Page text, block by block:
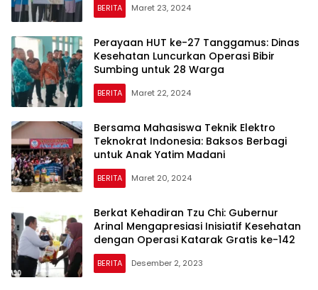
BERITA Maret 23, 2024
Perayaan HUT ke-27 Tanggamus: Dinas
Kesehatan Luncurkan Operasi Bibir
Sumbing untuk 28 Warga
BERITA Maret 22, 2024
Bersama Mahasiswa Teknik Elektro
Teknokrat Indonesia: Baksos Berbagi
untuk Anak Yatim Madani
BERITA Maret 20, 2024
Berkat Kehadiran Tzu Chi: Gubernur
Arinal Mengapresiasi Inisiatif Kesehatan
dengan Operasi Katarak Gratis ke-142
BERITA Desember 2, 2023